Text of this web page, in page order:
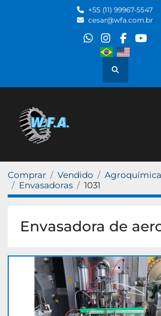
+55 (11) 99967-5547
cesar@wfa.com.br
whatsapp
instagram
Pesquisar
Comprar Vendido
Agroquímica
Envasadoras
1031
Envasadora de